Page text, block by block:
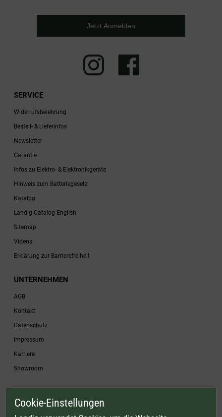
Jetzt Anmelden
SERVICE
Widerrufsbelehrung
Bestell- & Lieferinfos
Newsletter
Garantie
Infos zu Elektro- & Elektronikgeräte
Hinweis zum Batteriegesetz
Katalog
Landig Catalog English
Sitemap
Videos
Erklärung zur Barrierefreiheit
UNTERNEHMEN
AGB
Kontakt
Datenschutz
Impressum
Karriere
Showroom
* Gültig bis einschließlich 17.08.2026. Keine Barauszahlung möglich. Nicht mit
Cookie-Einstellungen